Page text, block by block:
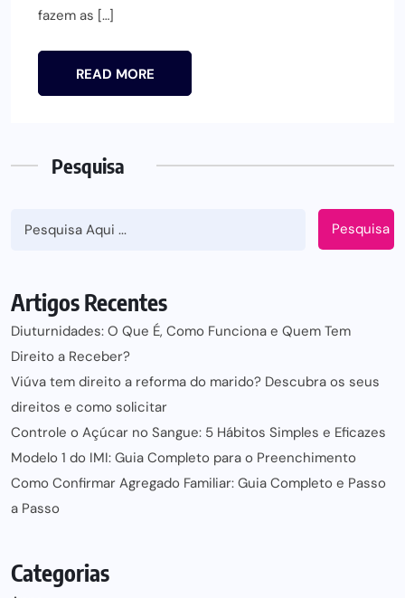
fazem as […]
READ MORE
Pesquisa
Pesquisa
Artigos Recentes
Diuturnidades: O Que É, Como Funciona e Quem Tem
Direito a Receber?
Viúva tem direito a reforma do marido? Descubra os seus
direitos e como solicitar
Controle o Açúcar no Sangue: 5 Hábitos Simples e Eficazes
Modelo 1 do IMI: Guia Completo para o Preenchimento
Como Confirmar Agregado Familiar: Guia Completo e Passo
a Passo
Categorias